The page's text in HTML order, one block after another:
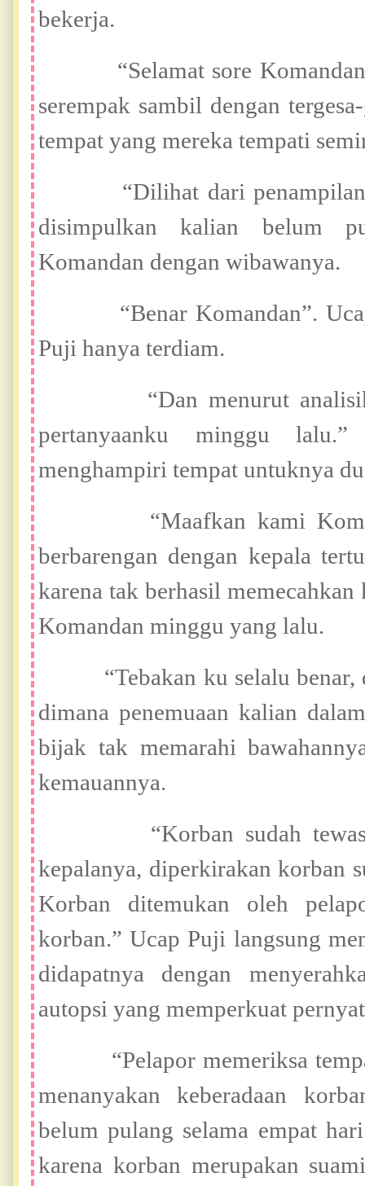
bekerja.
“Selamat sore Komandan”
serempak sambil dengan
tempat yang mereka tempati
“Dilihat dari penampilan
disimpulkan kalian belum
Komandan dengan wibawanya.
“Benar Komandan”. Ucap
Puji hanya terdiam.
“Dan menurut analisiku
pertanyaanku minggu
menghampiri tempat untuknya
“Maafkan kami
berbarengan dengan kepala
karena tak berhasil memecahkan
Komandan minggu yang lalu.
“Tebakan ku selalu benar,
dimana penemuaan kalian
bijak tak memarahi
kemauannya.
“Korban sudah tewas
kepalanya, diperkirakan korban
Korban ditemukan oleh
korban.” Ucap Puji langsung
didapatnya dengan
autopsi yang memperkuat
“Pelapor memeriksa
menanyakan keberadaan
belum pulang selama empat
karena korban merupakan